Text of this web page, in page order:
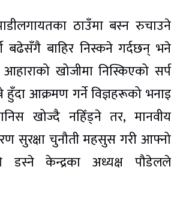
ठाउँमा बस्न रुचाउने
बढेसँगै बाहिर निस्कने गर्दछन् भने
खोजीमा निस्किएको सर्प
हुँदा आक्रमण गर्ने विज्ञहरूको भनाइ
खोज्दै नहिँड्ने तर, मानवीय
सुरक्षा चुनौती महसुस गरी आफ्नो
डस्ने केन्द्रका अध्यक्ष पौडेलले